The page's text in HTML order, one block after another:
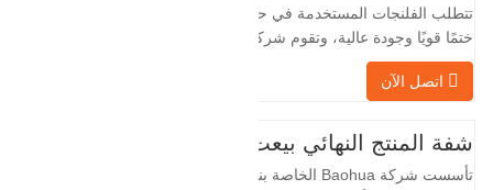
تتطلب الفلنجات المستخدمة في حقول النفط
الخاصة بنا بمعالجة الفلنجات في حقول النفط
لسنوات عديدة وتقوم بتصديرها بشكل غير
لأن الصناعة المحلية ليست مثالية، فإننا نريد
الاستيراد والتصدير مباشرة مع العملاء
الأجانب،…
اتصل الآن
شفة المنتج النهائي بيعت
تأسست شركة Baohua الخاصة بنا في عام